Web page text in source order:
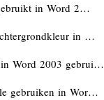
in Word 2…
in …
Word 2003 gebrui…
gebruiken in Wor…